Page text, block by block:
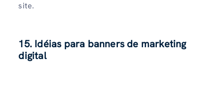
site.
15. Idéias para banners de marketing
digital